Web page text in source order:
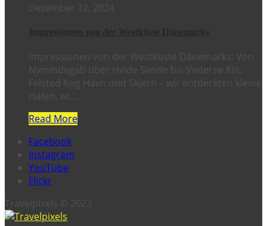
Dezember 12, 2024
Impressionen von der Westküste Dänemarks: Von
Nymindegab über Hvide Sande bis Vedersø Klit,
Felsted Kog Havn und Skjern – wir entdeckten kleine
Häfen, wi…
Read More
Facebook
Instagram
YouTube
Flickr
Travelpixels © 2023